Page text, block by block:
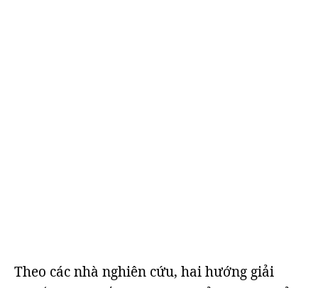
Theo các nhà nghiên cứu, hai hướng giải